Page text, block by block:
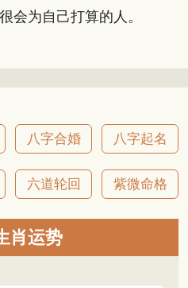
会为自己打算的人。
八字合婚 八字起名
六道轮回 紫微命格
肖运势